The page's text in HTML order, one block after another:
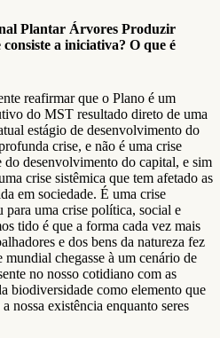
Plantar Árvores Produzir
a iniciativa? O que é
reafirmar que o Plano é um
do MST resultado direto de uma
estágio de desenvolvimento do
crise, e não é uma crise
desenvolvimento do capital, e sim
crise sistêmica que tem afetado as
em sociedade. É uma crise
para uma crise política, social e
tido é que a forma cada vez mais
e dos bens da natureza fez
chegasse à um cenário de
no nosso cotidiano com as
biodiversidade como elemento que
nossa existência enquanto seres